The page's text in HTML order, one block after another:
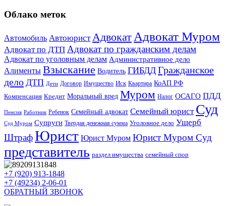
Облако меток
Автомобиль Автоюрист Адвокат Адвокат Муром
Адвокат по ДТП Адвокат по гражданским делам
Адвокат по уголовным делам Административное дело
Алименты Взыскание Водитель ГИБДД Гражданское
дело ДТП Дети Договор Имущество Иск Квартира КоАП РФ
Компенсация Кредит Моральный вред Муром Налог ОСАГО ПДД
Пенсия Работник Ребенок Семейный адвокат Семейный юрист Суд
Суд Муром Супруги Твердая денежная сумма Уголовное дело Ущерб
ШтрафЮрист Юрист Муром Юрист Муром Суд
представитель раздел имущества семейный спор
+7 (920) 913-1848
+7 (49234) 2-06-01
ОБРАТНЫЙ ЗВОНОК